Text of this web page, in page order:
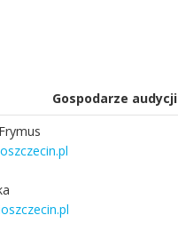
Gospodarze audycji